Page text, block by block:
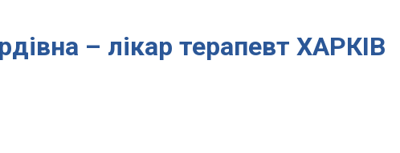
– лікар терапевт ХАРКІВ